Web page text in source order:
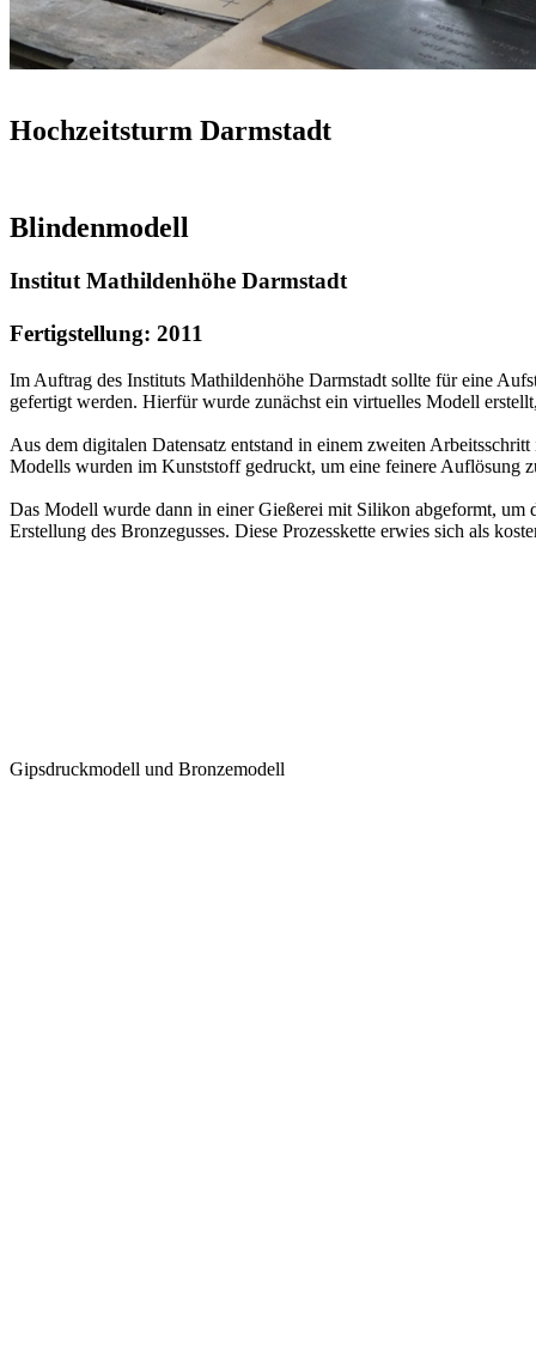
Hochzeitsturm Darmstadt
Blindenmodell
Institut Mathildenhöhe Darmstadt
Fertigstellung: 2011
Im Auftrag des Instituts Mathildenhöhe Darmstadt sollte für eine
gefertigt werden. Hierfür wurde zunächst ein virtuelles Modell
Aus dem digitalen Datensatz entstand in einem zweiten
Modells wurden im Kunststoff gedruckt, um eine feinere Auflösung
Das Modell wurde dann in einer Gießerei mit Silikon abgeformt, um
Erstellung des Bronzegusses. Diese Prozesskette erwies sich als
Gipsdruckmodell und Bronzemodell